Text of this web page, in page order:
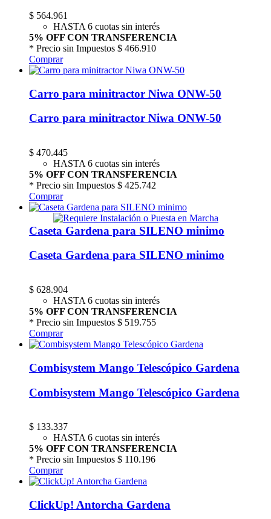
$ 564.961
HASTA 6 cuotas sin interés
5% OFF CON TRANSFERENCIA
* Precio sin Impuestos $ 466.910
Comprar
Carro para minitractor Niwa ONW-50
Carro para minitractor Niwa ONW-50
$ 470.445
HASTA 6 cuotas sin interés
5% OFF CON TRANSFERENCIA
* Precio sin Impuestos $ 425.742
Comprar
Caseta Gardena para SILENO minimo
Caseta Gardena para SILENO minimo
$ 628.904
HASTA 6 cuotas sin interés
5% OFF CON TRANSFERENCIA
* Precio sin Impuestos $ 519.755
Comprar
Combisystem Mango Telescópico Gardena
Combisystem Mango Telescópico Gardena
$ 133.337
HASTA 6 cuotas sin interés
5% OFF CON TRANSFERENCIA
* Precio sin Impuestos $ 110.196
Comprar
ClickUp! Antorcha Gardena